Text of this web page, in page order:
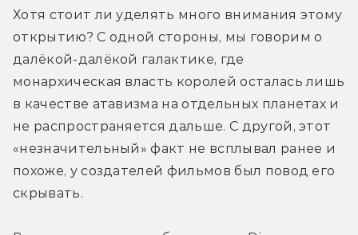
Хотя стоит ли уделять много внимания этому
открытию? С одной стороны, мы говорим о
далёкой-далёкой галактике, где
монархическая власть королей осталась лишь
в качестве атавизма на отдельных планетах и
не распространяется дальше. С другой, этот
«незначительный» факт не всплывал ранее и
похоже, у создателей фильмов был повод его
скрывать.